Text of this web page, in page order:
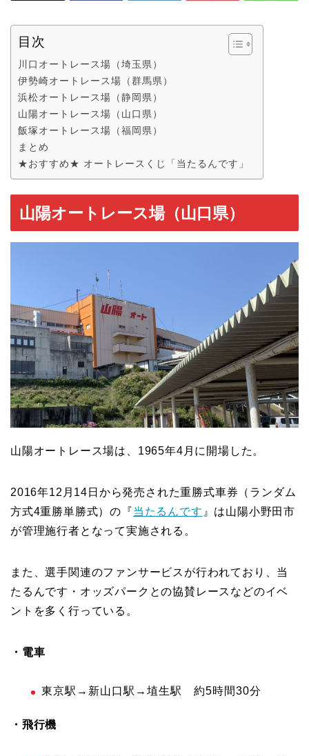
目次
川口オートレース場（埼玉県）
伊勢崎オートレース場（群馬県）
浜松オートレース場（静岡県）
山陽オートレース場（山口県）
飯塚オートレース場（福岡県）
まとめ
★おすすめ★ オートレースくじ「当たるんです」
山陽オートレース場（山口県）
山陽オートレース場は、1965年4月に開場した。
2016年12月14日から発売された重勝式車券（ランダム
方式4重勝単勝式）の『当たるんです 』は山陽小野田市
が管理施行者となって実施される。
また、選手関連のファンサービスが行われており、当
たるんです・オッズパークとの協賛レースなどのイベ
ントを多く行っている。
・電車
東京駅→新山口駅→埴生駅 約5時間30分
・飛行機